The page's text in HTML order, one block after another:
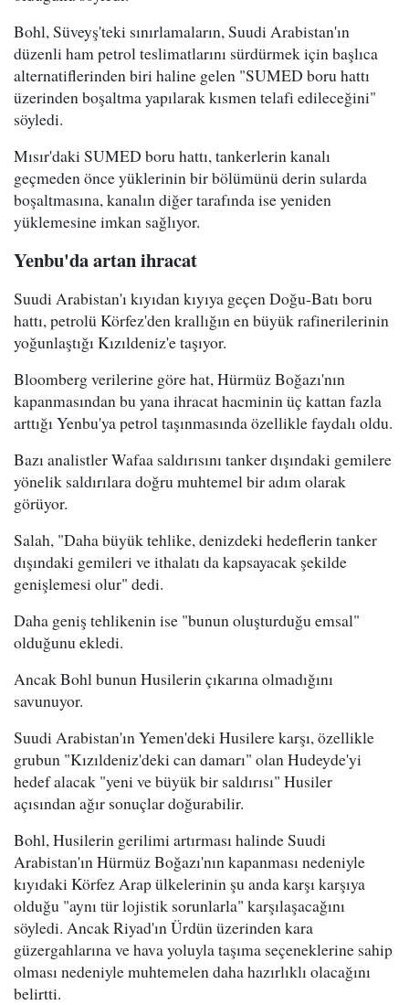
Bohl, Süveyş'teki sınırlamaların, Suudi Arabistan'ın
düzenli ham petrol teslimatlarını sürdürmek için başlıca
alternatiflerinden biri haline gelen "SUMED boru hattı
üzerinden boşaltma yapılarak kısmen telafi edileceğini"
söyledi.
Mısır'daki SUMED boru hattı, tankerlerin kanalı
geçmeden önce yüklerinin bir bölümünü derin sularda
boşaltmasına, kanalın diğer tarafında ise yeniden
yüklemesine imkan sağlıyor.
Yenbu'da artan ihracat
Suudi Arabistan'ı kıyıdan kıyıya geçen Doğu-Batı boru
hattı, petrolü Körfez'den krallığın en büyük rafinerilerinin
yoğunlaştığı Kızıldeniz'e taşıyor.
Bloomberg verilerine göre hat, Hürmüz Boğazı'nın
kapanmasından bu yana ihracat hacminin üç kattan fazla
arttığı Yenbu'ya petrol taşınmasında özellikle faydalı oldu.
Bazı analistler Wafaa saldırısını tanker dışındaki gemilere
yönelik saldırılara doğru muhtemel bir adım olarak
görüyor.
Salah, "Daha büyük tehlike, denizdeki hedeflerin tanker
dışındaki gemileri ve ithalatı da kapsayacak şekilde
genişlemesi olur" dedi.
Daha geniş tehlikenin ise "bunun oluşturduğu emsal"
olduğunu ekledi.
Ancak Bohl bunun Husilerin çıkarına olmadığını
savunuyor.
Suudi Arabistan'ın Yemen'deki Husilere karşı, özellikle
grubun "Kızıldeniz'deki can damarı" olan Hudeyde'yi
hedef alacak "yeni ve büyük bir saldırısı" Husiler
açısından ağır sonuçlar doğurabilir.
Bohl, Husilerin gerilimi artırması halinde Suudi
Arabistan'ın Hürmüz Boğazı'nın kapanması nedeniyle
kıyıdaki Körfez Arap ülkelerinin şu anda karşı karşıya
olduğu "aynı tür lojistik sorunlarla" karşılaşacağını
söyledi. Ancak Riyad'ın Ürdün üzerinden kara
güzergahlarına ve hava yoluyla taşıma seçeneklerine sahip
olması nedeniyle muhtemelen daha hazırlıklı olacağını
belirtti.